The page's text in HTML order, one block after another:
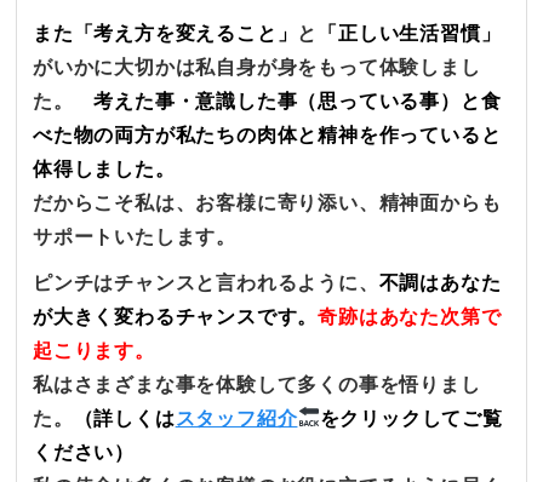
また「考え方を変えること」 と
「正しい生活習慣」
がいかに大切かは私自身が身をもって体験しまし
た。
考えた事・意識した事（思っている事）と食
べた物の両方が私たちの肉体と精神を作っていると
体得しました。
だからこそ私は、お客様に寄り添い、精神面からも
サポートいたします。
ピンチはチャンスと言われるように、 不調はあなた
が大きく変わるチャンスです。奇跡はあなた次第で
起こります。
私はさまざまな事を体験して多くの事を悟りまし
た。
（詳しくは スタッフ紹介
をクリックしてご覧
ください）